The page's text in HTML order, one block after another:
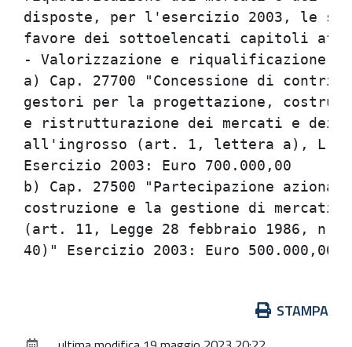
disposte, per l'esercizio 2003,
favore dei sottoelencati
- Valorizzazione e
a) Cap. 27700
gestori per la progettazione,
e ristrutturazione dei
all'ingrosso (art. 1, lettera
Esercizio
b) Cap. 27500
costruzione e la gestione di
(art. 11, Legge 28 febbraio
STAMPA